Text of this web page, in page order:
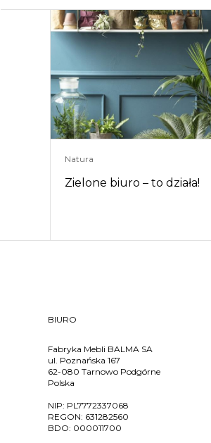
Natura
Zielone biuro – to działa!
BIURO
Fabryka Mebli BALMA SA
ul. Poznańska 167
62-080 Tarnowo Podgórne
Polska
NIP: PL7772337068
REGON: 631282560
BDO: 000011700